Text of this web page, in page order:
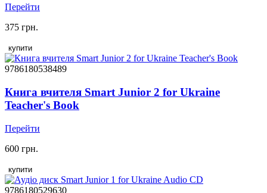
Перейти
375 грн.
купити
9786180538489
Книга вчителя Smart Junior 2 for Ukraine
Teacher's Book
Перейти
600 грн.
купити
9786180529630